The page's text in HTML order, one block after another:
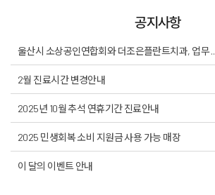
공지사항
울산시 소상공인연합회와 더조은플란트치과, 업무 ..
2월 진료시간 변경안내
2025년 10월 추석 연휴기간 진료안내
2025 민생회복 소비 지원금 사용 가능 매장
이 달의 이벤트 안내